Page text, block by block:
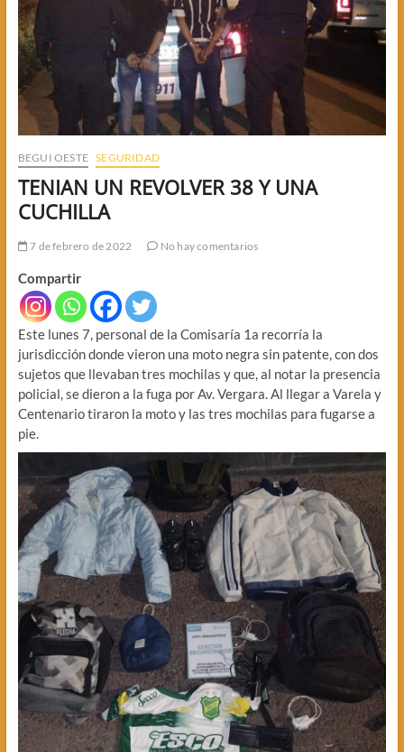
BEGUI OESTE SEGURIDAD
TENIAN UN REVOLVER 38 Y UNA
CUCHILLA
7 de febrero de 2022 No hay comentarios
Compartir
Este lunes 7, personal de la Comisaría 1a recorría la
jurisdicción donde vieron una moto negra sin patente, con dos
sujetos que llevaban tres mochilas y que, al notar la presencia
policial, se dieron a la fuga por Av. Vergara. Al llegar a Varela y
Centenario tiraron la moto y las tres mochilas para fugarse a
pie.